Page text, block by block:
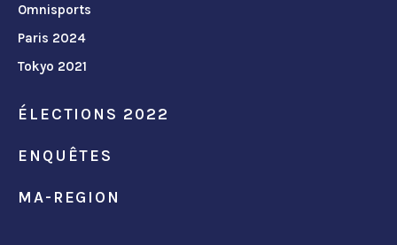
Omnisports
Paris 2024
Tokyo 2021
ÉLECTIONS 2022
ENQUÊTES
MA-REGION